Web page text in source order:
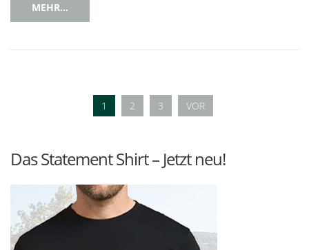
MEHR...
1 2 3 VOR
Das Statement Shirt – Jetzt neu!